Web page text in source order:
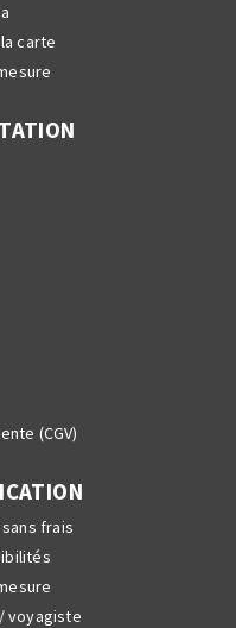
carte
(CGV)
frais
voyagiste